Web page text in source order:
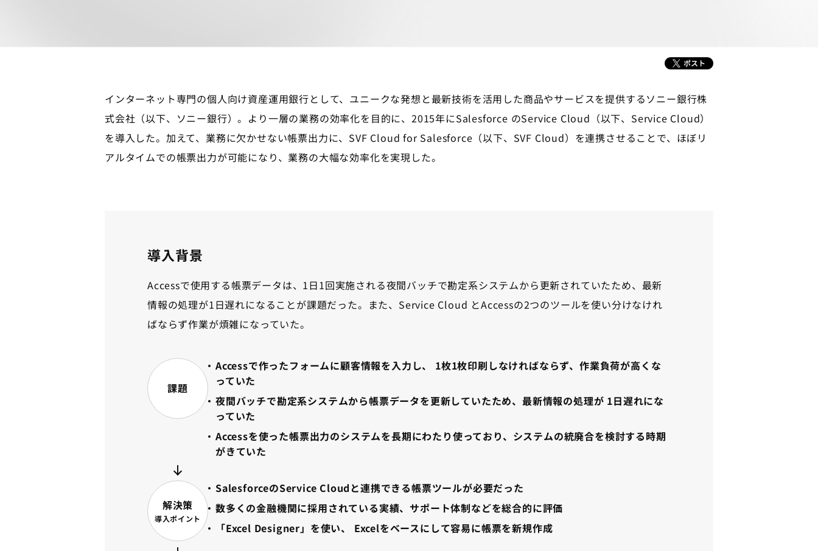
インターネット専門の個人向け資産運用銀行として、ユニークな発想と最新技術を活用した商品やサービスを提供するソニー銀行株
式会社（以下、ソニー銀行）。より一層の業務の効率化を目的に、2015年にSalesforce のService Cloud（以下、Service Cloud）
を導入した。加えて、業務に欠かせない帳票出力に、SVF Cloud for Salesforce（以下、SVF Cloud）を連携させることで、ほぼリ
アルタイムでの帳票出力が可能になり、業務の大幅な効率化を実現した。
導入背景
Accessで使用する帳票データは、1日1回実施される夜間バッチで勘定系システムから更新されていたため、最新
情報の処理が1日遅れになることが課題だった。また、Service Cloud とAccessの2つのツールを使い分けなけれ
ばならず作業が煩雑になっていた。
課題
Accessで作ったフォームに顧客情報を入力し、 1枚1枚印刷しなければならず、作業負荷が高くな
っていた
夜間バッチで勘定系システムから帳票データを更新していたため、最新情報の処理が 1日遅れにな
っていた
Accessを使った帳票出力のシステムを長期にわたり使っており、システムの統廃合を検討する時期
がきていた
解決策
導入ポイント
SalesforceのService Cloudと連携できる帳票ツールが必要だった
数多くの金融機関に採用されている実績、サポート体制などを総合的に評価
「Excel Designer」を使い、 Excelをベースにして容易に帳票を新規作成